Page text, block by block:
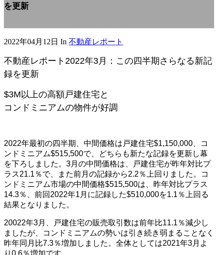
を更新
2022年04月12日 In 不動産レポート
不動産レポート2022年3月：この四半期さらなる新記
録を更新
$3M以上の高額戸建住宅と
コンドミニアムの物件が好調
2022年最初の四半期、中間価格は戸建住宅$1,150,000、コ
ンドミニアム$515,500で、どちらも新たな記録を更新し幕
を下ろしました。3月の中間価格は、戸建住宅が昨年対比プ
ラス21.1％で、また前月の記録から2.2％上回りました。コ
ンドミニアム市場の中間価格$515,500は、昨年対比プラス
14.3％、前回2022年1月に記録した$510,000を1.1％上回る
結果となりました。
20022年3月、戸建住宅の販売取引数は前年比11.1％減少し
ましたが、コンドミニアムの勢いは引き続き弱まることなく
昨年同月比7.3％増加しました。全体としては2021年3月よ
り0.6％増加です。